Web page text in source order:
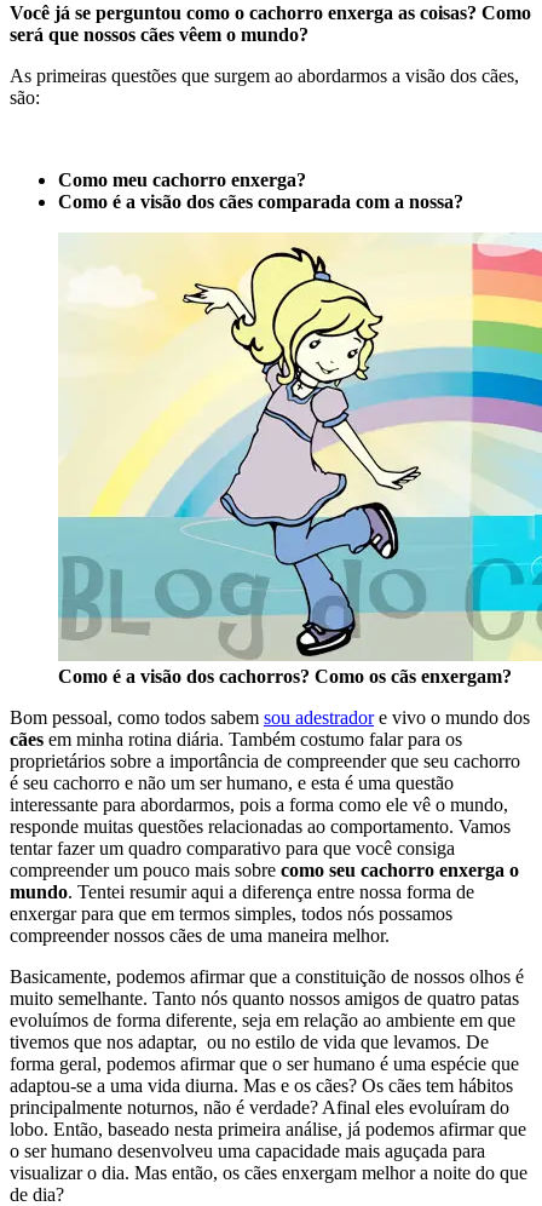
Você já se perguntou como o cachorro enxerga as coisas? Como
será que nossos cães vêem o mundo?
As primeiras questões que surgem ao abordarmos a visão dos cães,
são:
Como meu cachorro enxerga?
Como é a visão dos cães comparada com a nossa?
Como é a visão dos cachorros? Como os cãs enxergam?
Bom pessoal, como todos sabem sou adestradore vivo o mundo dos
cães em minha rotina diária. Também costumo falar para os
proprietários sobre a importância de compreender que seu cachorro
é seu cachorro e não um ser humano, e esta é uma questão
interessante para abordarmos, pois a forma como ele vê o mundo,
responde muitas questões relacionadas ao comportamento. Vamos
tentar fazer um quadro comparativo para que você consiga
compreender um pouco mais sobre como seu cachorro enxerga o
mundo. Tentei resumir aqui a diferença entre nossa forma de
enxergar para que em termos simples, todos nós possamos
compreender nossos cães de uma maneira melhor.
Basicamente, podemos afirmar que a constituição de nossos olhos é
muito semelhante. Tanto nós quanto nossos amigos de quatro patas
evoluímos de forma diferente, seja em relação ao ambiente em que
tivemos que nos adaptar, ou no estilo de vida que levamos. De
forma geral, podemos afirmar que o ser humano é uma espécie que
adaptou-se a uma vida diurna. Mas e os cães? Os cães tem hábitos
principalmente noturnos, não é verdade? Afinal eles evoluíram do
lobo. Então, baseado nesta primeira análise, já podemos afirmar que
o ser humano desenvolveu uma capacidade mais aguçada para
visualizar o dia. Mas então, os cães enxergam melhor a noite do que
de dia?